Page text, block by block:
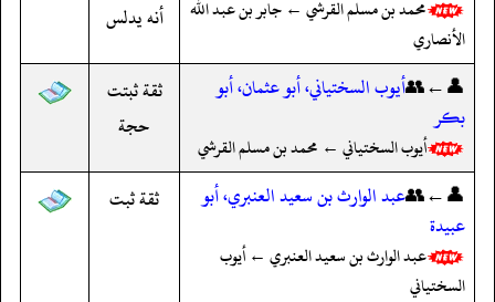
محمد بن مسلم القرشي ← جابر بن عبد الله
الأنصاري
أنه يدلس
👤←👥أيوب السختياني، أبو عثمان، أبو
بكر
أيوب السختياني ← محمد بن مسلم القرشي
ثقة ثبتت
حجة
👤←👥عبد الوارث بن سعيد العنبري، أبو
عبيدة
عبد الوارث بن سعيد العنبري ← أيوب
السختياني
ثقة ثبت